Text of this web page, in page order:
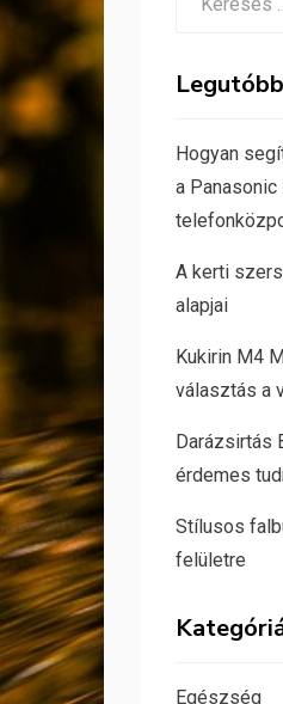
Hogyan
a Panasonic
A kerti
alapjai
Kukirin M4
választás a
Darázsirtás
érdemes
Stílusos
felületre
Egészség